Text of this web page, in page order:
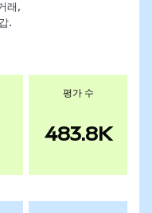
래,
.
평가 수
483.8K